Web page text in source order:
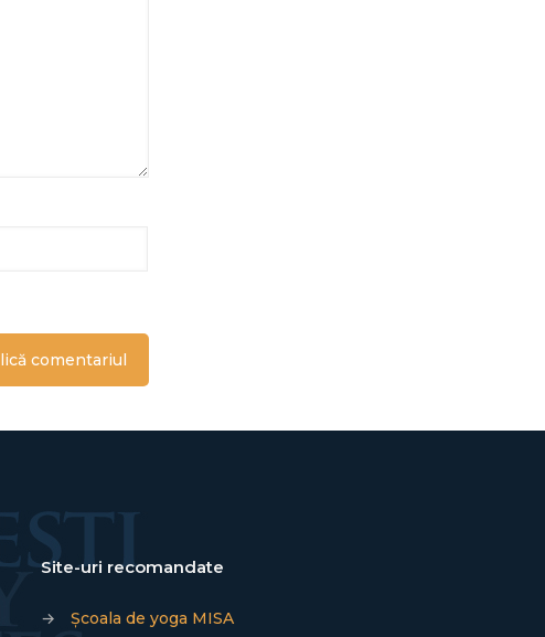
Site-uri recomandate
→ Școala de yoga MISA